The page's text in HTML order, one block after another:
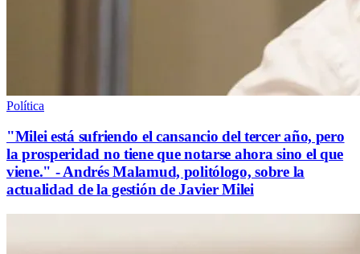
Política
"Milei está sufriendo el cansancio del tercer año, pero
la prosperidad no tiene que notarse ahora sino el que
viene." - Andrés Malamud, politólogo, sobre la
actualidad de la gestión de Javier Milei